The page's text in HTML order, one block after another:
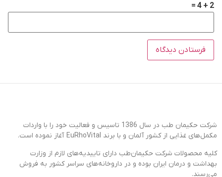
2 + 4 =
شرکت حکیمان طب در سال 1386 تاسیس و فعالیت خود را با واردات
مکمل‌های غذایی از کشور آلمان و با برند EuRhoVital آغاز نموده است.
کلیه محصولات شرکت حکیمان‌طب دارای تاییدیه‌های لازم از وزارت
بهداشت و درمان ایران بوده و در داروخانه‌های سراسر کشور به فروش
می‌رسند.